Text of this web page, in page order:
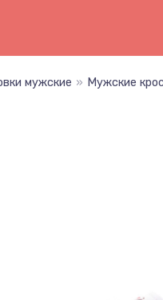
мужские » Мужские